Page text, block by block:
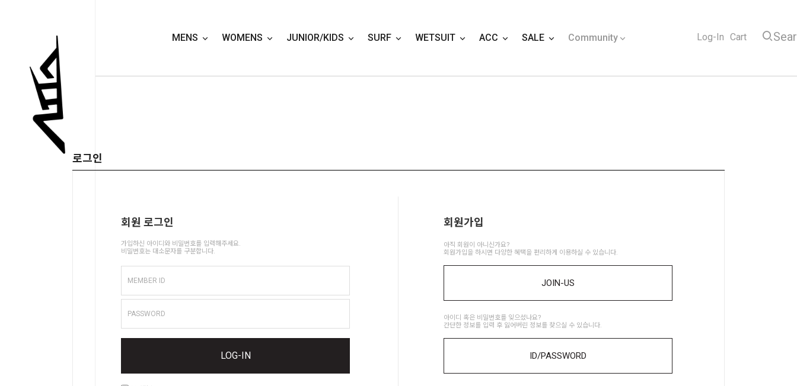
MENS WOMENS JUNIOR/KIDS SURF WETSUIT ACC SALE Community Log-In Cart
로그인
회원 로그인
가입하신 아이디와 비밀번호를 입력해주세요.
비밀번호는 대소문자를 구분합니다.
MEMBER ID
PASSWORD
LOG-IN
회원가입
아직 회원이 아니신가요?
회원가입을 하시면 다양한 혜택을 편리하게 이용하실 수 있습니다.
JOIN-US
아이디 혹은 비밀번호를 잊으셨나요?
간단한 정보를 입력 후 잃어버린 정보를 찾으실 수 있습니다.
ID/PASSWORD